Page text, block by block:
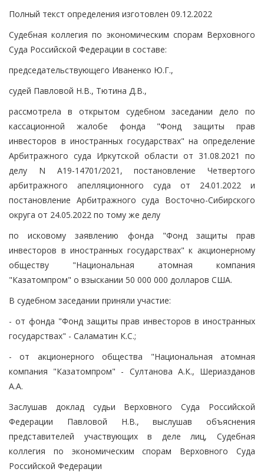
Полный текст определения изготовлен 09.12.2022
Судебная коллегия по экономическим спорам Верховного
Суда Российской Федерации в составе:
председательствующего Иваненко Ю.Г.,
судей Павловой Н.В., Тютина Д.В.,
рассмотрела в открытом судебном заседании дело по
кассационной жалобе фонда "Фонд защиты прав
инвесторов в иностранных государствах" на определение
Арбитражного суда Иркутской области от 31.08.2021 по
делу N А19-14701/2021, постановление Четвертого
арбитражного апелляционного суда от 24.01.2022 и
постановление Арбитражного суда Восточно-Сибирского
округа от 24.05.2022 по тому же делу
по исковому заявлению фонда "Фонд защиты прав
инвесторов в иностранных государствах" к акционерному
обществу "Национальная атомная компания
"Казатомпром" о взыскании 50 000 000 долларов США.
В судебном заседании приняли участие:
- от фонда "Фонд защиты прав инвесторов в иностранных
государствах" - Саламатин К.С.;
- от акционерного общества "Национальная атомная
компания "Казатомпром" - Султанова А.К., Шериазданов
А.А.
Заслушав доклад судьи Верховного Суда Российской
Федерации Павловой Н.В., выслушав объяснения
представителей участвующих в деле лиц, Судебная
коллегия по экономическим спорам Верховного Суда
Российской Федерации